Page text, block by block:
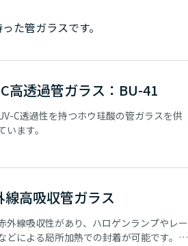
た管ガラスです。
高透過管ガラス：BU-41
C透過性を持つホウ珪酸の管ガラスを供
います。
線高吸収管ガラス
外線吸収性があり、ハロゲンランプやレー
どによる局所加熱での封着が可能です。